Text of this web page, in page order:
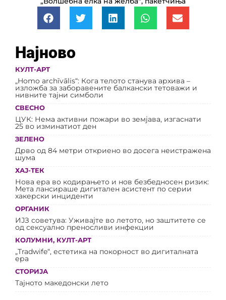
Најново
КУЛТ-АРТ
„Homo archīvālis“: Кога телото станува архива –
изложба за заборавените балкански тетоважи и
нивните тајни симболи
СВЕСНО
ЦУК: Нема активни пожари во земјава, изгаснати
25 во изминатиот ден
ЗЕЛЕНО
Дрво од 84 метри откриено во досега неистражена
шума
ХАЈ-ТЕК
Нова ера во кодирањето и нов безбедносен ризик:
Мета лансираше дигитален асистент по серии
хакерски инциденти
ОРГАНИК
ИЈЗ советува: Уживајте во летото, но заштитете се
од сексуално преносливи инфекции
КОЛУМНИ, КУЛТ-АРТ
„Tradwife“, естетика на покорност во дигиталната
ера
СТОРИЈА
Тајното македонски лето